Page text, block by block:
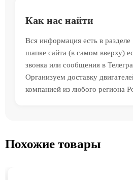
Как нас найти
Вся информация есть в
шапке сайта (в самом вверху)
звонка или сообщения в
Организуем доставку
компанией из любого региона
Похожие товары